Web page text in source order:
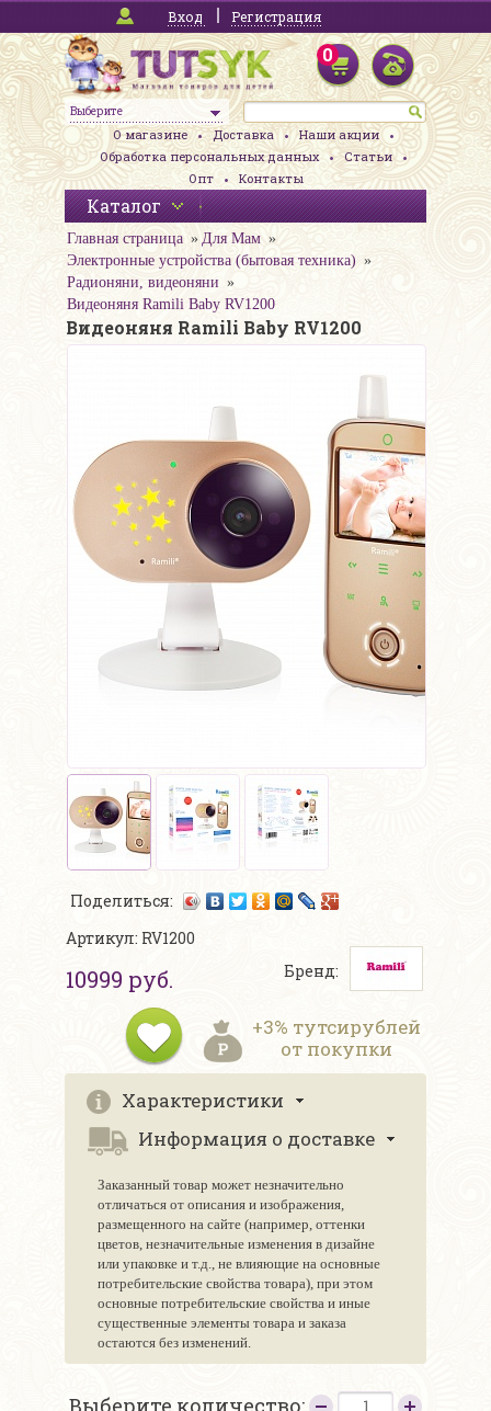
Вход Регистрация
Выберите
0
О магазине Доставка
Наши акции
Обработка персональных данных
Статьи
Опт
Контакты
Каталог
Главная страница
Для Мам
Электронные устройства (бытовая техника)
Радионяни, видеоняни
Видеоняня Ramili Baby RV1200
Видеоняня Ramili Baby RV1200
Поделиться:
Артикул: RV1200
10999 руб. Бренд:
+3% тутсирублей
от покупки
Характеристики
Информация о доставке
Заказанный товар может незначительно
отличаться от описания и изображения,
размещенного на сайте (например, оттенки
цветов, незначительные изменения в дизайне
или упаковке и т.д., не влияющие на основные
потребительские свойства товара), при этом
основные потребительские свойства и иные
существенные элементы товара и заказа
остаются без изменений.